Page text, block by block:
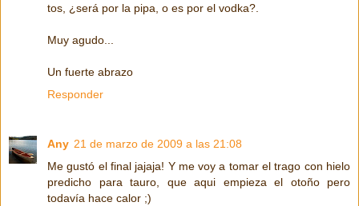
tos, ¿será por la pipa, o es por el vodka?.
Muy agudo...
Un fuerte abrazo
Responder
Any 21 de marzo de 2009 a las 21:08
Me gustó el final jajaja! Y me voy a tomar el trago con hielo
predicho para tauro, que aqui empieza el otoño pero
todavía hace calor ;)